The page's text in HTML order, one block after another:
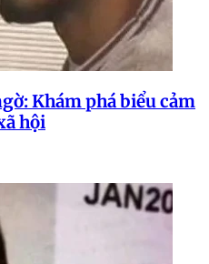
Khám phá biểu cảm
hội